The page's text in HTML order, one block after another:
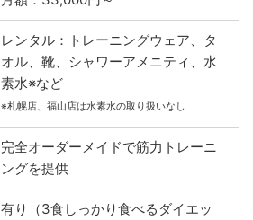
レンタル：トレーニングウェア、タ
オル、靴、シャワーアメニティ、水
素水※など
※札幌店、福山店は水素水の取り扱いなし
完全オーダーメイドで筋力トレーニ
ングを提供
有り（3食しっかり食べるダイエッ